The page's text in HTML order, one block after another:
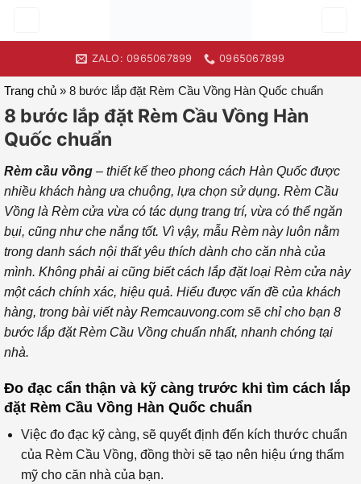
ZALO: 0965067899 0965067899
Trang chủ » 8 bước lắp đặt Rèm Cầu Vồng Hàn Quốc chuẩn
8 bước lắp đặt Rèm Cầu Vồng Hàn
Quốc chuẩn
Rèm cầu vồng – thiết kế theo phong cách Hàn Quốc được
nhiều khách hàng ưa chuộng, lựa chọn sử dụng. Rèm Cầu
Vồng là Rèm cửa vừa có tác dụng trang trí, vừa có thể ngăn
bụi, cũng như che nắng tốt. Vì vậy, mẫu Rèm này luôn nằm
trong danh sách nội thất yêu thích dành cho căn nhà của
mình. Không phải ai cũng biết cách lắp đặt loại Rèm cửa này
một cách chính xác, hiệu quả. Hiểu được vấn đề của khách
hàng, trong bài viết này Remcauvong.com sẽ chỉ cho bạn 8
bước lắp đặt Rèm Cầu Vồng chuẩn nhất, nhanh chóng tại
nhà.
Đo đạc cẩn thận và kỹ càng trước khi tìm cách lắp
đặt Rèm Cầu Vồng Hàn Quốc chuẩn
Việc đo đạc kỹ càng, sẽ quyết định đến kích thước chuẩn
của Rèm Cầu Vồng, đồng thời sẽ tạo nên hiệu ứng thẩm
mỹ cho căn nhà của bạn.